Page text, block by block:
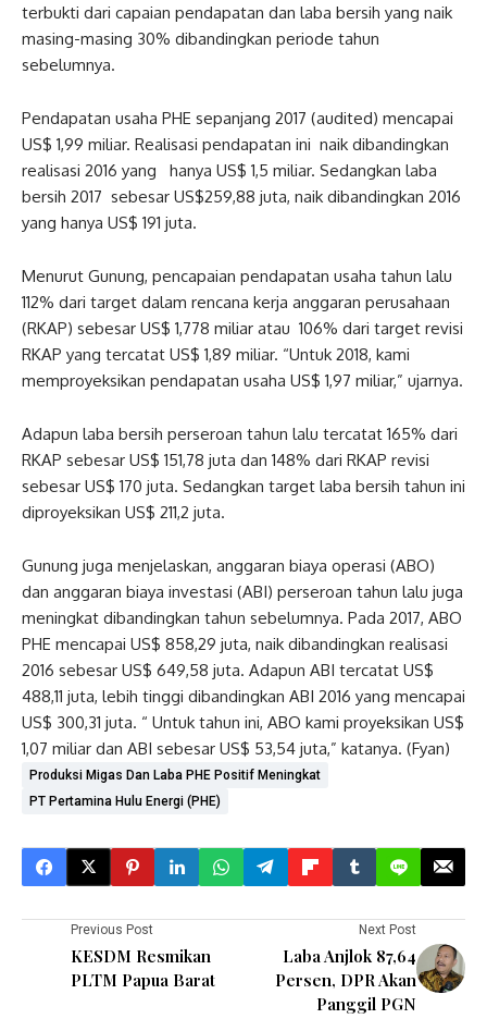
terbukti dari capaian pendapatan dan laba bersih yang naik
masing-masing 30% dibandingkan periode tahun
sebelumnya.
Pendapatan usaha PHE sepanjang 2017 (audited) mencapai
US$ 1,99 miliar. Realisasi pendapatan ini naik dibandingkan
realisasi 2016 yang hanya US$ 1,5 miliar. Sedangkan laba
bersih 2017 sebesar US$259,88 juta, naik dibandingkan 2016
yang hanya US$ 191 juta.
Menurut Gunung, pencapaian pendapatan usaha tahun lalu
112% dari target dalam rencana kerja anggaran perusahaan
(RKAP) sebesar US$ 1,778 miliar atau 106% dari target revisi
RKAP yang tercatat US$ 1,89 miliar. “Untuk 2018, kami
memproyeksikan pendapatan usaha US$ 1,97 miliar,” ujarnya.
Adapun laba bersih perseroan tahun lalu tercatat 165% dari
RKAP sebesar US$ 151,78 juta dan 148% dari RKAP revisi
sebesar US$ 170 juta. Sedangkan target laba bersih tahun ini
diproyeksikan US$ 211,2 juta.
Gunung juga menjelaskan, anggaran biaya operasi (ABO)
dan anggaran biaya investasi (ABI) perseroan tahun lalu juga
meningkat dibandingkan tahun sebelumnya. Pada 2017, ABO
PHE mencapai US$ 858,29 juta, naik dibandingkan realisasi
2016 sebesar US$ 649,58 juta. Adapun ABI tercatat US$
488,11 juta, lebih tinggi dibandingkan ABI 2016 yang mencapai
US$ 300,31 juta. “ Untuk tahun ini, ABO kami proyeksikan US$
1,07 miliar dan ABI sebesar US$ 53,54 juta,” katanya. (Fyan)
Produksi Migas Dan Laba PHE Positif Meningkat
PT Pertamina Hulu Energi (PHE)
Previous Post
KESDM Resmikan
PLTM Papua Barat
Next Post
Laba Anjlok 87,64
Persen, DPR Akan
Panggil PGN